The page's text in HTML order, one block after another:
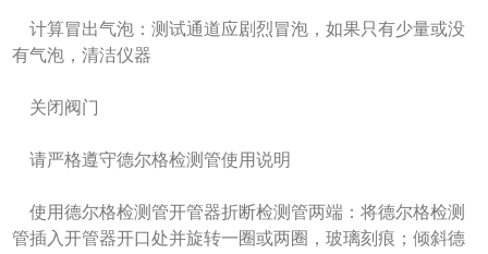
计算冒出气泡：测试通道应剧烈冒泡，如果只有少量或没
有气泡，清洁仪器
关闭阀门
请严格遵守德尔格检测管使用说明
使用德尔格检测管开管器折断检测管两端：将德尔格检测
管插入开管器开口处并旋转一圈或两圈，玻璃刻痕；倾斜德